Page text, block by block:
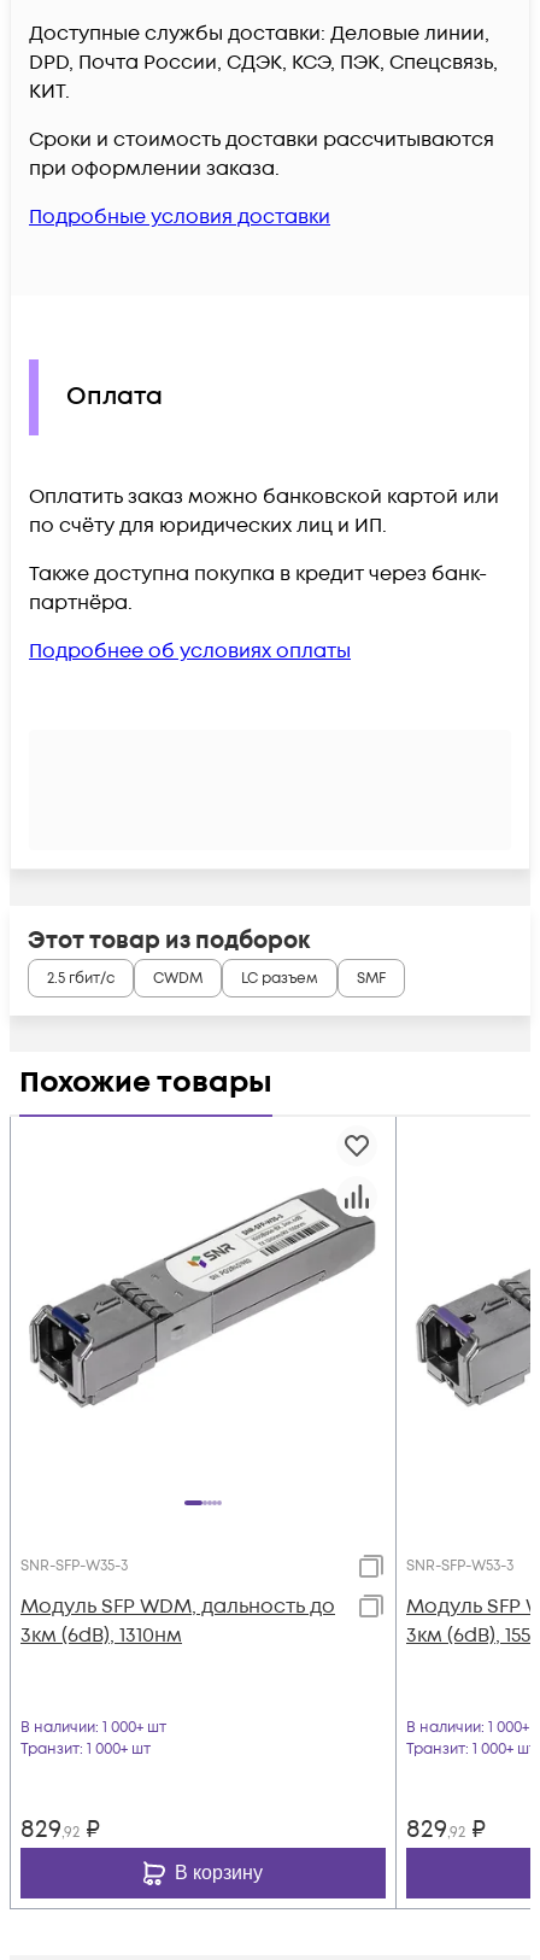
Доступные службы доставки: Деловые линии,
DPD, Почта России, СДЭК, КСЭ, ПЭК, Спецсвязь,
КИТ.
Сроки и стоимость доставки рассчитываются
при оформлении заказа.
Подробные условия доставки
Оплата
Оплатить заказ можно банковской картой или
по счёту для юридических лиц и ИП.
Также доступна покупка в кредит через банк-
партнёра.
Подробнее об условиях оплаты
Этот товар из подборок
2.5 гбит/с CWDM LC разъем SMF
Похожие товары
SNR-SFP-W35-3
Модуль SFP WDM, дальность до
3км (6dB), 1310нм
В наличии: 1 000+ шт
Транзит: 1 000+ шт
829,92 ₽
В корзину
SNR-SFP-W53-3
Модуль SFP
3км (6dB),
В наличии: 1 000+
Транзит: 1 000+ шт
829,92 ₽